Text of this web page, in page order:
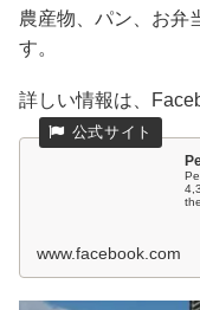
農産物、パン、お弁
す。
詳しい情報は、
www.facebook.com